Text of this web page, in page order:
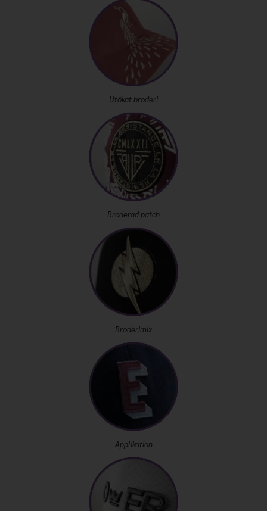
Utökat broderi
Broderad patch
Broderimix
Applikation